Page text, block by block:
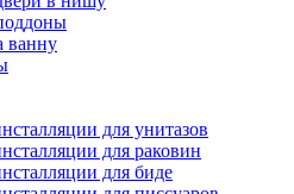
ванну
для унитазов
для раковин
для биде